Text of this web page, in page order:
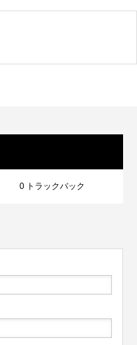
0 トラックバック